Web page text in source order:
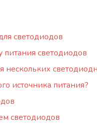
светодиодов
светодиодов
нескольких
источника питания?
светодиодов